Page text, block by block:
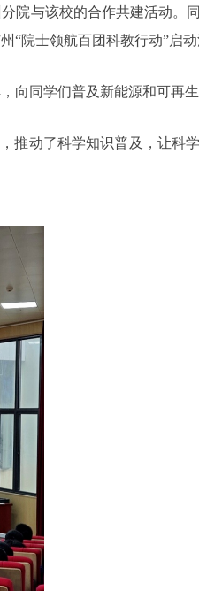
院与该校的合作共建活动。
“院士领航百团科教行动”启动
向同学们普及新能源和可再生
推动了科学知识普及，让科